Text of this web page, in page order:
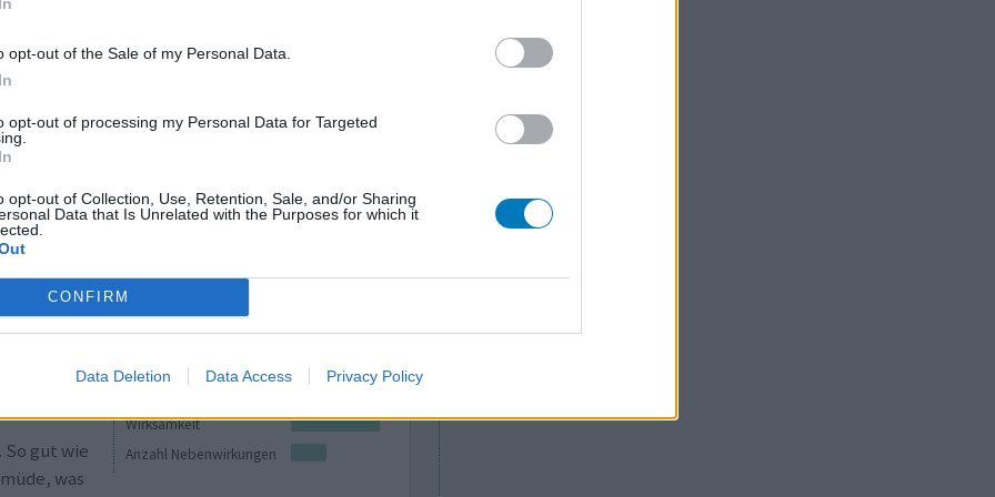
opt-out of the Sale of my Personal Data.
opt-out of processing my Personal Data for Targeted
opt-out of Collection, Use, Retention, Sale, and/or Sharing
Data that Is Unrelated with the Purposes for which it
CONFIRM
Data Deletion Data Access Privacy Policy
Verlauf
auf ein
ein SSRI (wie üblich) angeraten, zuerst vor
all zu langer Zeit Amitryptilin. Ich hatte mit
0 Kommentare
Wirksamkeit
Anzahl Nebenwirkungen
gut wie
was